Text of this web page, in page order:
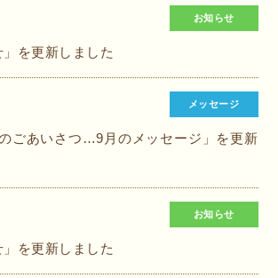
お知らせ
」を更新しました
メッセージ
のごあいさつ…9月のメッセージ」を更新
お知らせ
」を更新しました